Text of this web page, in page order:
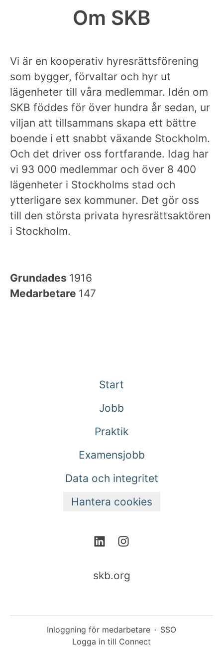
Om SKB
Vi är en kooperativ hyresrättsförening
som bygger, förvaltar och hyr ut
lägenheter till våra medlemmar. Idén om
SKB föddes för över hundra år sedan, ur
viljan att tillsammans skapa ett bättre
boende i ett snabbt växande Stockholm.
Och det driver oss fortfarande. Idag har
vi 93 000 medlemmar och över 8 400
lägenheter i Stockholms stad och
ytterligare sex kommuner. Det gör oss
till den största privata hyresrättsaktören
i Stockholm.
Grundades 1916
Medarbetare 147
Start
Jobb
Praktik
Examensjobb
Data och integritet
Hantera cookies
skb.org
Inloggning för medarbetare · SSO
Logga in till Connect